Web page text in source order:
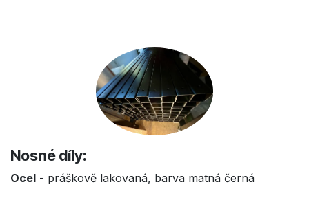
Nosné díly:
Ocel - práškově lakovaná, barva matná černá